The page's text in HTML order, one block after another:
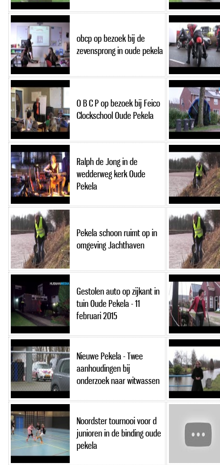
obcp op bezoek bij de
zevensprong in oude pekela
O B C P op bezoek bij Feico
Clockschool Oude Pekela
Ralph de Jong in de
wedderweg kerk Oude
Pekela
Pekela schoon ruimt op in
omgeving Jachthaven
Gestolen auto op zijkant in
tuin Oude Pekela - 11
februari 2015
Nieuwe Pekela - Twee
aanhoudingen bij
onderzoek naar witwassen
Noordster tournooi voor d
junioren in de binding oude
pekela